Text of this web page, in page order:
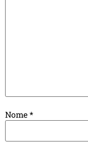
Nome*